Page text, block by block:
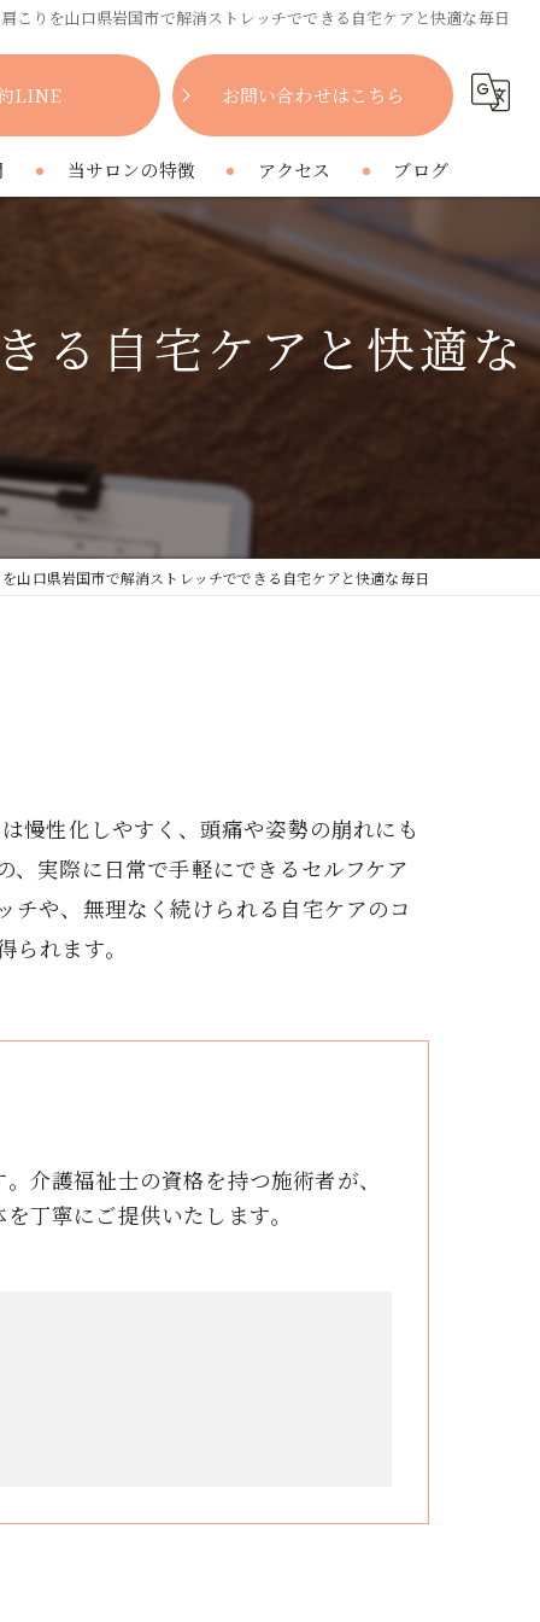
肩こりを山口県岩国市で解消ストレッチでできる自宅ケアと快適な毎日
LINE お問い合わせはこちら
当サロンの特徴
腰痛
プライベートサロン
アクセス ブログ
コラム
る自宅ケアと快適な
山口県岩国市で解消ストレッチでできる自宅ケアと快適な毎日
慢性化しやすく、頭痛や姿勢の崩れにも
実際に日常で手軽にできるセルフケア
や、無理なく続けられる自宅ケアのコ
れます。
介護福祉士の資格を持つ施術者が、
丁寧にご提供いたします。